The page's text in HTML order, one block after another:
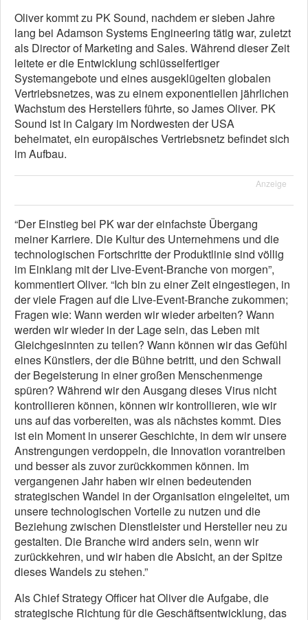
Oliver kommt zu PK Sound, nachdem er sieben Jahre
lang bei Adamson Systems Engineering tätig war, zuletzt
als Director of Marketing and Sales. Während dieser Zeit
leitete er die Entwicklung schlüsselfertiger
Systemangebote und eines ausgeklügelten globalen
Vertriebsnetzes, was zu einem exponentiellen jährlichen
Wachstum des Herstellers führte, so James Oliver. PK
Sound ist in Calgary im Nordwesten der USA
beheimatet, ein europäisches Vertriebsnetz befindet sich
im Aufbau.
Anzeige
“Der Einstieg bei PK war der einfachste Übergang
meiner Karriere. Die Kultur des Unternehmens und die
technologischen Fortschritte der Produktlinie sind völlig
im Einklang mit der Live-Event-Branche von morgen”,
kommentiert Oliver. “Ich bin zu einer Zeit eingestiegen, in
der viele Fragen auf die Live-Event-Branche zukommen;
Fragen wie: Wann werden wir wieder arbeiten? Wann
werden wir wieder in der Lage sein, das Leben mit
Gleichgesinnten zu teilen? Wann können wir das Gefühl
eines Künstlers, der die Bühne betritt, und den Schwall
der Begeisterung in einer großen Menschenmenge
spüren? Während wir den Ausgang dieses Virus nicht
kontrollieren können, können wir kontrollieren, wie wir
uns auf das vorbereiten, was als nächstes kommt. Dies
ist ein Moment in unserer Geschichte, in dem wir unsere
Anstrengungen verdoppeln, die Innovation vorantreiben
und besser als zuvor zurückkommen können. Im
vergangenen Jahr haben wir einen bedeutenden
strategischen Wandel in der Organisation eingeleitet, um
unsere technologischen Vorteile zu nutzen und die
Beziehung zwischen Dienstleister und Hersteller neu zu
gestalten. Die Branche wird anders sein, wenn wir
zurückkehren, und wir haben die Absicht, an der Spitze
dieses Wandels zu stehen.”
Als Chief Strategy Officer hat Oliver die Aufgabe, die
strategische Richtung für die Geschäftsentwicklung, das